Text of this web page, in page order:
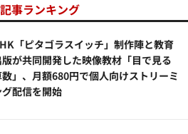
事ランキング
「ピタゴラスイッチ」制作陣と教育
版が共同開発した映像教材「目で見る
」、月額680円で個人向けストリーミ
グ配信を開始